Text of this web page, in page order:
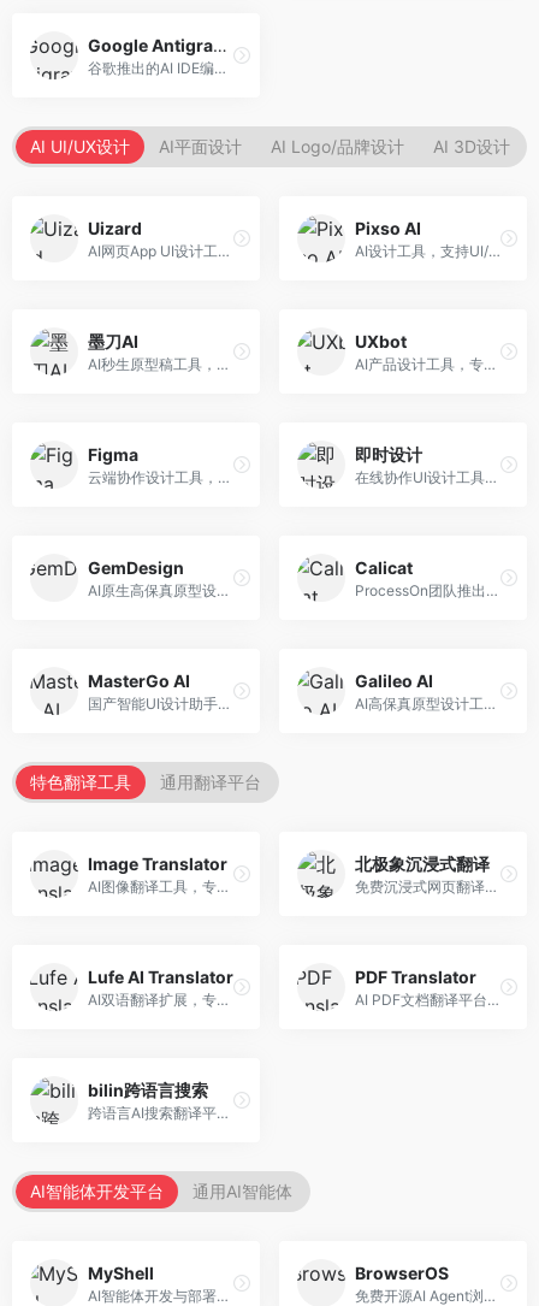
Google Antigravity
谷歌推出的AI IDE编程智能体，整合Google Cloud服务。面向谷歌生态开发者，提供智能编程辅助、云服务集成等功能。
AI UI/UX设计 AI平面设计 AI Logo/品牌设计 AI 3D设计
Uizard
AI网页App UI设计工具，专注于快速界面生成。面向产品经理和设计师，提供线框图转UI、界面生成、设计优化等服务，设计速度快。
Pixso AI
AI设计工具，支持UI/UX设计全流程。面向设计师和产品团队，提供界面生成、设计优化、协作评审等服务，国产替代方案，团队协作便捷。
墨刀AI
AI秒生原型稿工具，专注于快速原型设计。面向产品经理和设计师，提供原型生成、交互设计、团队协作等服务，原型制作效率高。
UXbot
AI产品设计工具，专注于用户体验优化。面向UX设计师，提供用户研究、设计建议、可用性测试等服务，UX设计支持完善。
Figma
云端协作设计工具，整合AI设计辅助功能。面向UI/UX设计师和产品团队，提供界面设计、原型制作、团队协作等服务，协作功能强大，是UI设计领域的标杆产品。
即时设计
在线协作UI设计工具，整合AI设计功能。面向设计师和产品团队，提供界面设计、原型制作、设计资源库等服务，国产协作设计平台。
GemDesign
AI原生高保真原型设计工具，专注于智能设计生成。面向设计师，提供界面生成、设计优化、原型制作等服务，设计自动化程度高。
Calicat
ProcessOn团队推出的产设研协作平台，整合设计与协作功能。面向产品团队，提供设计协作、文档管理、团队沟通等服务，产研协作便捷。
MasterGo AI
国产智能UI设计助手，专注于界面设计自动化。面向UI设计师，提供界面生成、组件设计、设计系统构建等服务，中文用户适配性好。
Galileo AI
AI高保真原型设计工具，专注于UI界面生成。面向设计师和产品团队，提供界面生成、交互设计、设计优化等服务，界面质量高。
特色翻译工具 通用翻译平台
Image Translator
AI图像翻译工具，专注于图片文字翻译。面向设计师和电商从业者，提供图片文字识别、翻译、替换等服务，图像翻译效果好。
北极象沉浸式翻译
免费沉浸式网页翻译工具，专注于阅读体验。面向普通用户，提供网页双语翻译、文档翻译等服务，免费使用，翻译质量高。
Lufe AI Translator
AI双语翻译扩展，专注于浏览器翻译场景。面向外语内容阅读者，提供网页双语翻译、划词翻译等服务，浏览器集成便捷。
PDF Translator
AI PDF文档翻译平台，专注于文档本地化。面向商务人士，提供PDF翻译、格式保留、批量处理等服务，文档翻译专业。
bilin跨语言搜索
跨语言AI搜索翻译平台，专注于信息获取。面向研究者和内容创作者，提供跨语言搜索、内容翻译、信息整合等服务，跨语言检索能力强。
AI智能体开发平台 通用AI智能体
MyShell
AI智能体开发与部署平台，专注于语音交互智能体。面向开发者，提供语音智能体创建、部署服务、社区分享等功能，语音交互能力强。
BrowserOS
免费开源AI Agent浏览器，专注于浏览器自动化。面向开发者，提供浏览器控制、任务自动化、API接口等服务，开源免费。